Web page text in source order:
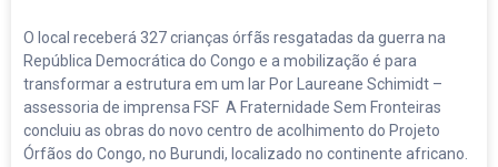
O local receberá 327 crianças órfãs resgatadas da guerra na
República Democrática do Congo e a mobilização é para
transformar a estrutura em um lar Por Laureane Schimidt –
assessoria de imprensa FSF A Fraternidade Sem Fronteiras
concluiu as obras do novo centro de acolhimento do Projeto
Órfãos do Congo, no Burundi, localizado no continente africano.